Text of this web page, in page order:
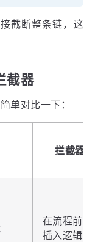
截断整条链，这
截器
单对比一下：
拦截器
在流程前后
插入逻辑